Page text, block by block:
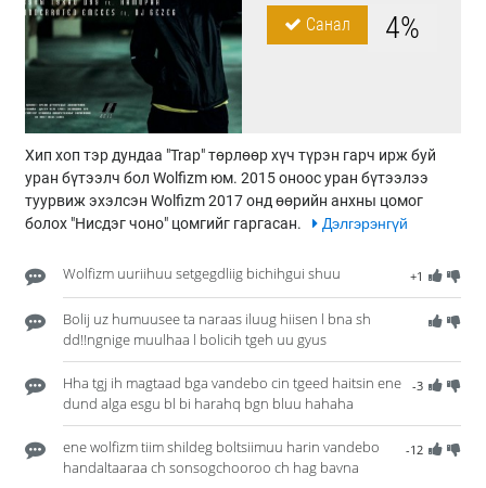
Санал 4%
Хип хоп тэр дундаа "Trap" төрлөөр хүч түрэн гарч ирж буй
уран бүтээлч бол Wolfizm юм. 2015 оноос уран бүтээлээ
туурвиж эхэлсэн Wolfizm 2017 онд өөрийн анхны цомог
болох "Нисдэг чоно" цомгийг гаргасан.
Дэлгэрэнгүй
+1
Wolfizm uuriihuu setgegdliig bichihgui shuu
Bolij uz humuusee ta naraas iluug hiisen l bna sh
dd!!ngnige muulhaa l bolicih tgeh uu gyus
-3
Hha tgj ih magtaad bga vandebo cin tgeed haitsin ene
dund alga esgu bl bi harahq bgn bluu hahaha
-12
ene wolfizm tiim shildeg boltsiimuu harin vandebo
handaltaaraa ch sonsogchooroo ch hag bavna